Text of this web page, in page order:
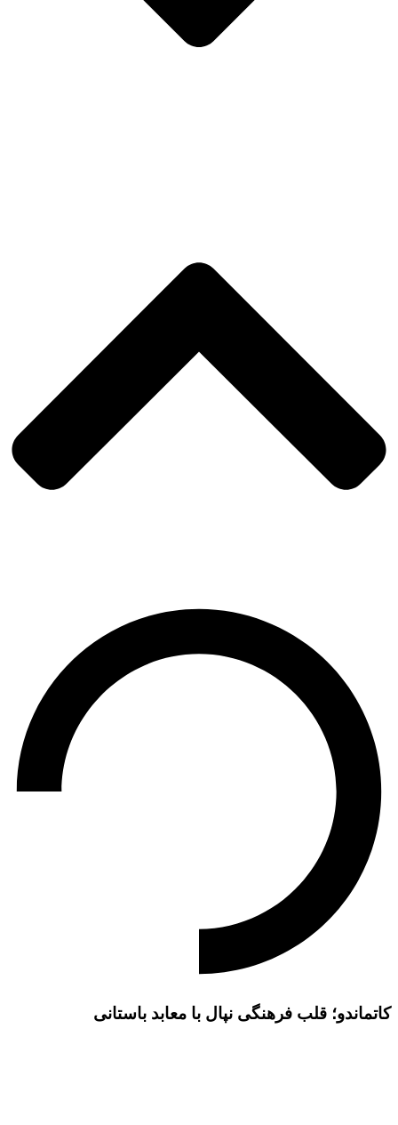
کاتماندو؛ قلب فرهنگی نپال با معابد باستانی